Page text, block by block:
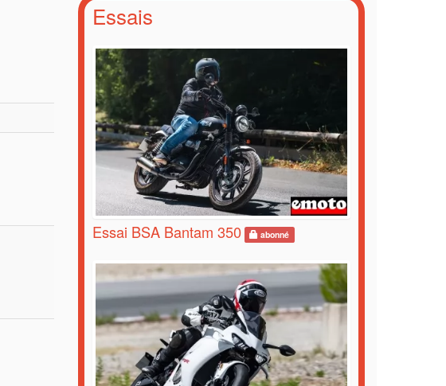
Essais
Essai BSA Bantam 350 abonné